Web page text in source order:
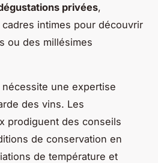
privées,
intimes pour découvrir
ou des millésimes
une expertise
des vins. Les
prodiguent des conseils
de conservation en
de température et